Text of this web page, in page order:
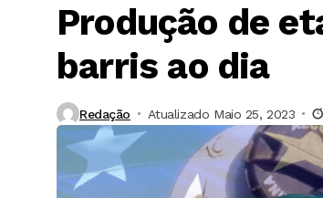
Produção de
barris ao dia
Redação Atualizado Maio 25, 2023